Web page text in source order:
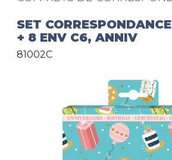
Cuir & trousses
SET
+ 8 ENV C6, ANNIV
81002C